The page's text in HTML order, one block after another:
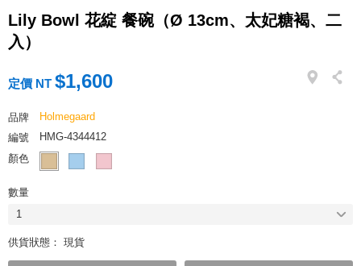
Lily Bowl 花綻 餐碗（Ø 13cm、太妃糖褐、二
入）
定價 NT $1,600
品牌
Holmegaard
編號
HMG-4344412
顏色
數量
1
供貨狀態： 現貨